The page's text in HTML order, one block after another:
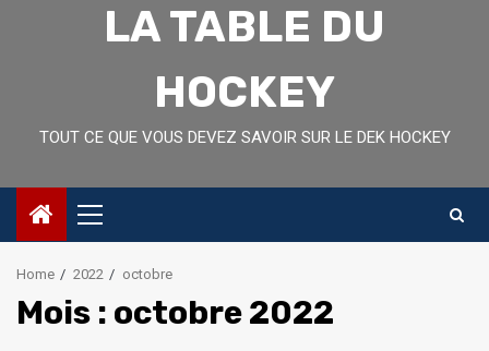
LA TABLE DU
HOCKEY
TOUT CE QUE VOUS DEVEZ SAVOIR SUR LE DEK HOCKEY
Primary
Menu
Home 2022 octobre
Mois : octobre 2022